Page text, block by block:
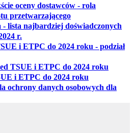
oceny dostawców - rola
przetwarzającegootwiera się w
- lista najbardziej doświadczonych
r.
i ETPC do 2024 roku - podział
się w nowej karcie
TSUE i ETPC do 2024 roku
i ETPC do 2024 roku
ochrony danych osobowych dla
nowej karcie